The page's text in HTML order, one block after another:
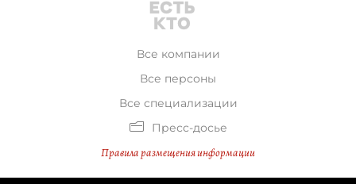
Все компании
Все персоны
Все специализации
Пресс-досье
Правила размещения информации